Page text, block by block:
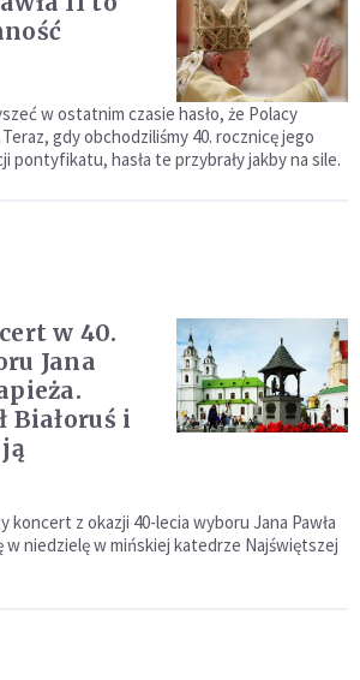
w ostatnim czasie hasło, że Polacy
Teraz, gdy obchodziliśmy 40. rocznicę jego
pontyfikatu, hasła te przybrały jakby na sile.
w 40.
Jana
Białoruś i
koncert z okazji 40-lecia wyboru Jana Pawła
w niedzielę w mińskiej katedrze Najświętszej